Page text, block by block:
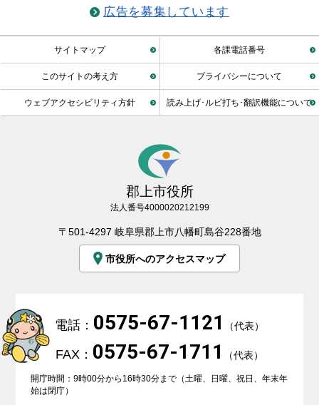
広告を募集しています
サイトマップ 各課電話番号
このサイトの考え方 プライバシーについて
ウェブアクセシビリティ方針 読み上げ･ルビ打ち･翻訳機能について
郡上市役所
法人番号4000020212199
〒501-4297 岐阜県郡上市八幡町島谷228番地
市役所へのアクセスマップ
電話： 0575-67-1121 （代表）
FAX： 0575-67-1711 （代表）
開庁時間：9時00分から16時30分まで（土曜、日曜、祝日、年末年
始は閉庁）